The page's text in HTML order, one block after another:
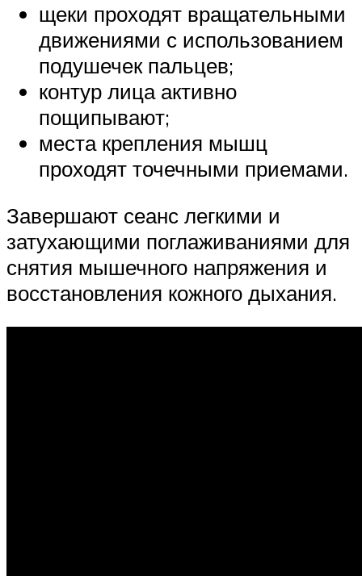
щеки проходят вращательными
движениями с использованием
подушечек пальцев;
контур лица активно
пощипывают;
места крепления мышц
проходят точечными приемами.
Завершают сеанс легкими и
затухающими поглаживаниями для
снятия мышечного напряжения и
восстановления кожного дыхания.